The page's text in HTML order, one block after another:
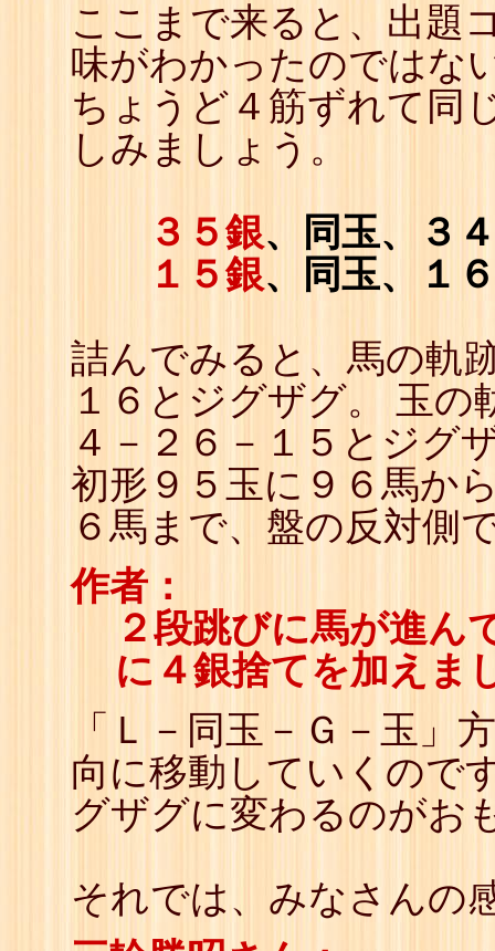
ここまで来ると、出題
味がわかったのではな
ちょうど４筋ずれて同
しみましょう。
３５銀、同玉、３
１５銀、同玉、１
詰んでみると、馬の軌
１６とジグザグ。 玉の
４－２６－１５とジグ
初形９５玉に９６馬か
６馬まで、盤の反対側
作者：
２段跳びに馬が進ん
に４銀捨てを加えま
「Ｌ－同玉－Ｇ－玉」
向に移動していくので
グザグに変わるのがお
それでは、みなさんの